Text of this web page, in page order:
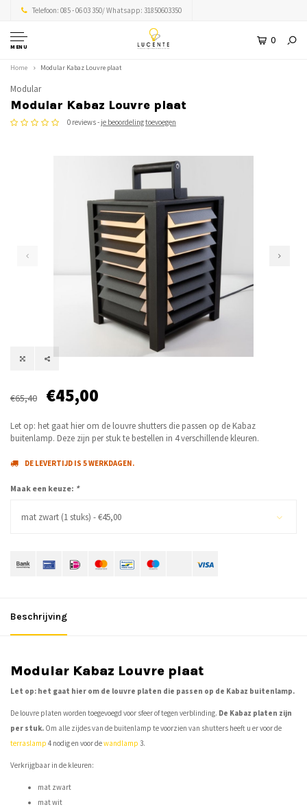
Telefoon: 085 - 06 03 350/ Whatsapp: 31850603350
MENU
0
Home Modular Kabaz Louvre plaat
Modular
Modular Kabaz Louvre plaat
0 reviews - je beoordeling toevoegen
€65,40 €45,00
Let op: het gaat hier om de louvre shutters die passen op de Kabaz
buitenlamp. Deze zijn per stuk te bestellen in 4 verschillende kleuren.
DE LEVERTIJD IS 5 WERKDAGEN.
Maak een keuze: *
mat zwart (1 stuks) - €45,00
Beschrijving
Modular Kabaz Louvre plaat
Let op: het gaat hier om de louvre platen die passen op de Kabaz buitenlamp.
De louvre platen worden toegevoegd voor sfeer of tegen verblinding. De Kabaz platen zijn
per stuk. Om alle zijdes van de buitenlamp te voorzien van shutters heeft u er voor de
terraslamp 4 nodig en voor dewandlamp 3.
Verkrijgbaar in de kleuren:
mat zwart
mat wit